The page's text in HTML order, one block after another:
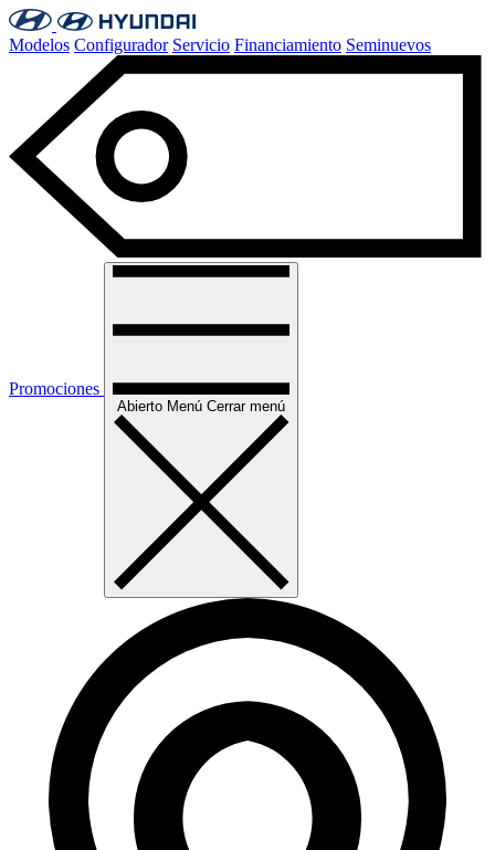
Modelos Configurador Servicio Financiamiento Seminuevos
Promociones
Abierto Menú Cerrar menú